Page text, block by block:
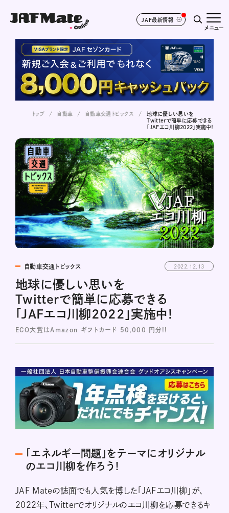
JAF最新情報
メニュー
トップ 自動車 自動車交通トピックス
地球に優しい思いを
Twitterで簡単に応募できる
「JAFエコ川柳2022」実施中！
自動車交通トピックス 2022.12.13
地球に優しい思いを
Twitterで簡単に応募できる
「JAFエコ川柳2022」実施中！
ECO大賞はAmazon ギフトカード 50,000 円分!!
「エネルギー問題」をテーマにオリジナル
のエコ川柳を作ろう！
JAF Mateの誌面でも人気を博した「JAFエコ川柳」が、
2022年、Twitterでオリジナルのエコ川柳を応募できるキ